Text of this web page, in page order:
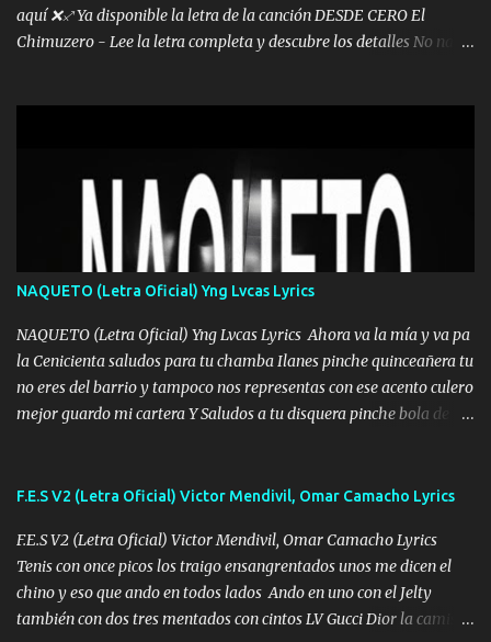
aquí ❌♐ Ya disponible la letra de la canción DESDE CERO El
Chimuzero - Lee la letra completa y descubre los detalles No nací
❌ www.elnorteduro.com ❌ Yo No limito los Sueños , si no existe
Uno pues Hallamos Modos , Si me caigo me Levanto, Aprendo Del
Error Y me sacudo El Lodo ❌ www.elnorteduro.com ❌ El Dinero
No me falta Pero Tampoco me Estorba , Por Eso Manejo Todo
Bien Regido Por mis Normas . Aquí no Se Sufre de Ego vengo Desde
Abajo y me costó subir Fue Con Trabajo Y Esfuerzo, Nada es
Regalado Me Super Invertir A Mí lado Una Princesa que A pesar de
Todo Siempre a estado ahí . Hecho pa...
NAQUETO (Letra Oficial) Yng Lvcas Lyrics
NAQUETO (Letra Oficial) Yng Lvcas Lyrics Ahora va la mía y va pa
la Cenicienta saludos para tu chamba Ilanes pinche quinceañera tu
no eres del barrio y tampoco nos representas con ese acento culero
mejor guardo mi cartera Y Saludos a tu disquera pinche bola de
amarrados y tu escondido entre el miedo Que el chacal mas caro
timbo tú tu ropa y tus joyas están iguales a ti todas nacas todas
chafas baratas como TAfi Y un trofeo para Jiménez por dejarse
embarazar aunque aquí huele algo raro y es que tu no estas jamas
Muestras en las redes que solo ella y nada más pero yo me se otras
F.E.S V2 (Letra Oficial) Victor Mendivil, Omar Camacho Lyrics
F.E.S V2 (Letra Oficial) Victor Mendivil, Omar Camacho Lyrics
Tenis con once picos los traigo ensangrentados unos me dicen el
chino y eso que ando en todos lados Ando en uno con el Jelty
también con dos tres mentados con cintos LV Gucci Dior la camisa